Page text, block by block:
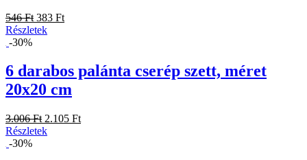
546 Ft 383 Ft
Részletek
-30%
6 darabos palánta cserép szett, méret
20x20 cm
3.006 Ft 2.105 Ft
Részletek
-30%